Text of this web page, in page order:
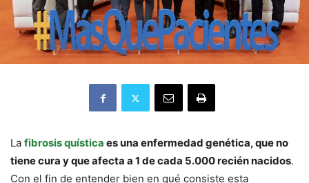
La fibrosis quística es una enfermedad genética, que no
tiene cura y que afecta a 1 de cada 5.000 recién nacidos.
Con el fin de entender bien en qué consiste esta